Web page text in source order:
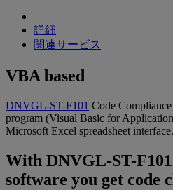
詳細
関連サービス
VBA based
DNVGL-ST-F101 Code
program (Visual Basic for
Microsoft Excel spreadsheet interface.
With DNVGL-ST-
software you get code